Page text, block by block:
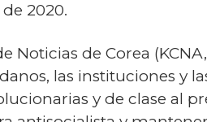
2020.
Noticias de Corea
las instituciones y
y de clase al